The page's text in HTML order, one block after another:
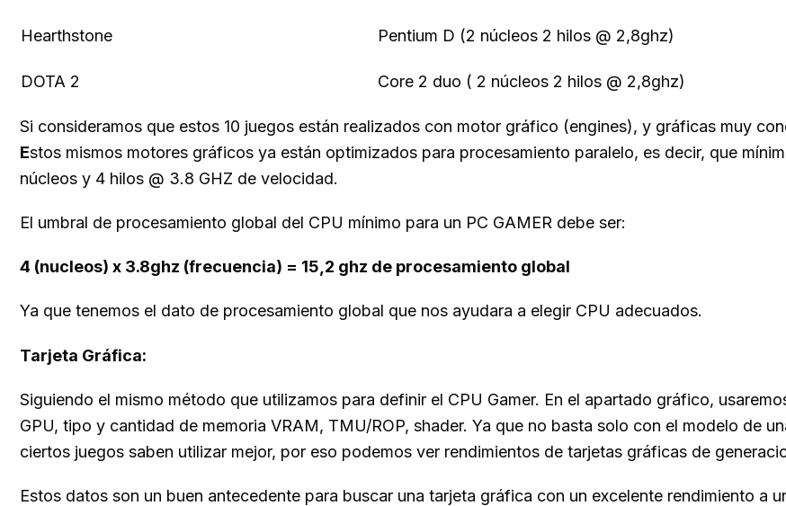
Hearthstone Pentium D (2 núcleos 2 hilos @ 2,8ghz)
DOTA 2 Core 2 duo ( 2 núcleos 2 hilos @ 2,8ghz)
Si consideramos que estos 10 juegos están realizados con motor gráfico (engines), y gráficas muy
Estos mismos motores gráficos ya están optimizados para procesamiento paralelo, es decir, que
núcleos y 4 hilos @ 3.8 GHZ de velocidad.
El umbral de procesamiento global del CPU mínimo para un PC GAMER debe ser:
4 (nucleos) x 3.8ghz (frecuencia) = 15,2 ghz de procesamiento global
Ya que tenemos el dato de procesamiento global que nos ayudara a elegir CPU adecuados.
Tarjeta Gráfica:
Siguiendo el mismo método que utilizamos para definir el CPU Gamer. En el apartado gráfico,
GPU, tipo y cantidad de memoria VRAM, TMU/ROP, shader. Ya que no basta solo con el modelo de
ciertos juegos saben utilizar mejor, por eso podemos ver rendimientos de tarjetas gráficas de
Estos datos son un buen antecedente para buscar una tarjeta gráfica con un excelente rendimiento a